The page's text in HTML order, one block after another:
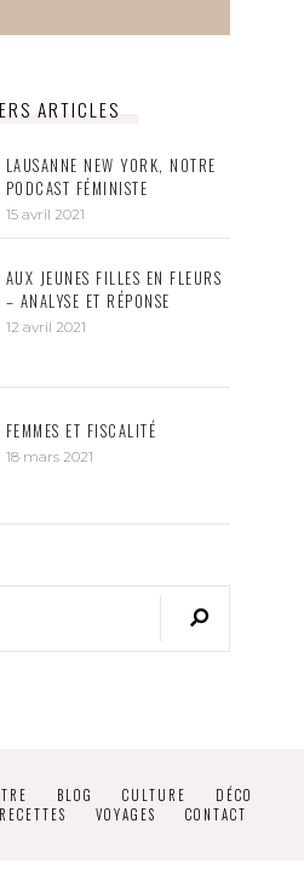
ARTICLES
LAUSANNE NEW YORK, NOTRE
PODCAST FÉMINISTE
15 avril 2021
AUX JEUNES FILLES EN FLEURS
– ANALYSE ET RÉPONSE
12 avril 2021
FEMMES ET FISCALITÉ
18 mars 2021
BLOG CULTURE
DÉCO
RECETTES VOYAGES CONTACT